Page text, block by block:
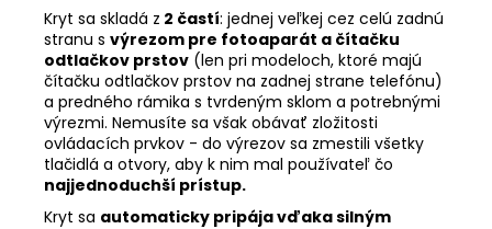
Kryt sa skladá z 2 častí: jednej veľkej cez celú zadnú
stranu s výrezom pre fotoaparát a čítačku
odtlačkov prstov (len pri modeloch, ktoré majú
čítačku odtlačkov prstov na zadnej strane telefónu)
a predného rámika s tvrdeným sklom a potrebnými
výrezmi. Nemusíte sa však obávať zložitosti
ovládacích prvkov - do výrezov sa zmestili všetky
tlačidlá a otvory, aby k nim mal používateľ čo
najjednoduchší prístup.
Kryt sa automaticky pripája vďaka silným